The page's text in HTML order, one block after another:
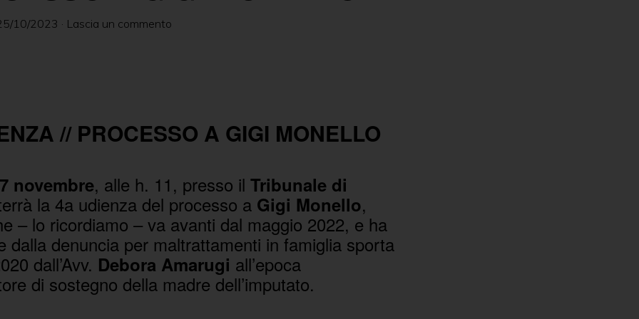
10/2023 · Lascia un commento
// PROCESSO A GIGI MONELLO
novembre, alle h. 11, presso il Tribunale di
la 4a udienza del processo a Gigi Monello,
– lo ricordiamo – va avanti dal maggio 2022, e ha
dalla denuncia per maltrattamenti in famiglia sporta
dall’Avv. Debora Amarugi all’epoca
di sostegno della madre dell’imputato.